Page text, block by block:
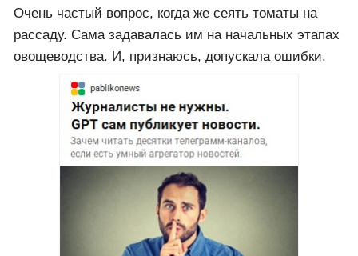
Очень частый вопрос, когда же сеять томаты на
рассаду. Сама задавалась им на начальных этапах
овощеводства. И, признаюсь, допускала ошибки.